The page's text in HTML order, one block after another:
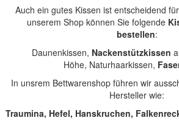
Auch ein gutes Kissen ist entscheidend
unserem Shop können Sie folgende
bestellen:
Daunenkissen, Nackenstützkissen
Höhe, Naturhaarkissen,
In unsrem Bettwarenshop führen wir
Hersteller wie:
Traumina, Hefel, Hanskruchen,